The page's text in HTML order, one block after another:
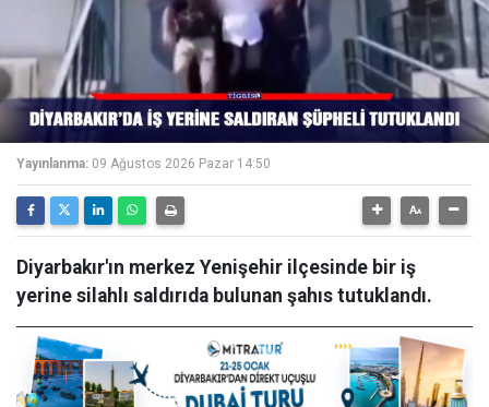
Yayınlanma: 09 Ağustos 2026 Pazar 14:50
Diyarbakır'ın merkez Yenişehir ilçesinde bir iş
yerine silahlı saldırıda bulunan şahıs tutuklandı.